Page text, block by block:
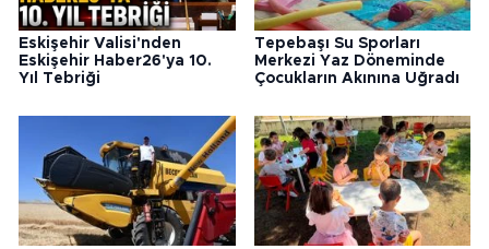
Eskişehir Valisi'nden
Eskişehir Haber26'ya 10.
Yıl Tebriği
Tepebaşı Su Sporları
Merkezi Yaz Döneminde
Çocukların Akınına Uğradı